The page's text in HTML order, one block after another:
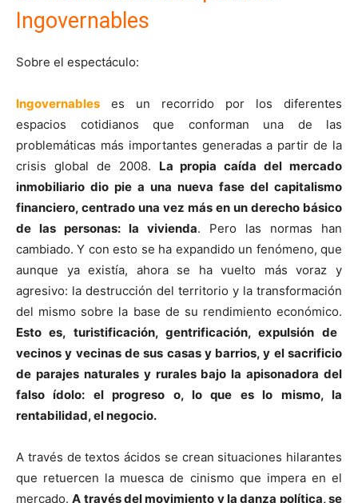
Ingovernables
Sobre el espectáculo:
Ingovernables es un recorrido por los diferentes
espacios cotidianos que conforman una de las
problemáticas más importantes generadas a partir de la
crisis global de 2008. La propia caída del mercado
inmobiliario dio pie a una nueva fase del capitalismo
financiero, centrado una vez más en un derecho básico
de las personas: la vivienda. Pero las normas han
cambiado. Y con esto se ha expandido un fenómeno, que
aunque ya existía, ahora se ha vuelto más voraz y
agresivo: la destrucción del territorio y la transformación
del mismo sobre la base de su rendimiento económico.
Esto es, turistificación, gentrificación, expulsión de
vecinos y vecinas de sus casas y barrios, y el sacrificio
de parajes naturales y rurales bajo la apisonadora del
falso ídolo: el progreso o, lo que es lo mismo, la
rentabilidad, el negocio.
A través de textos ácidos se crean situaciones hilarantes
que retuercen la muesca de cinismo que impera en el
mercado.A través del movimiento y la danza política, se